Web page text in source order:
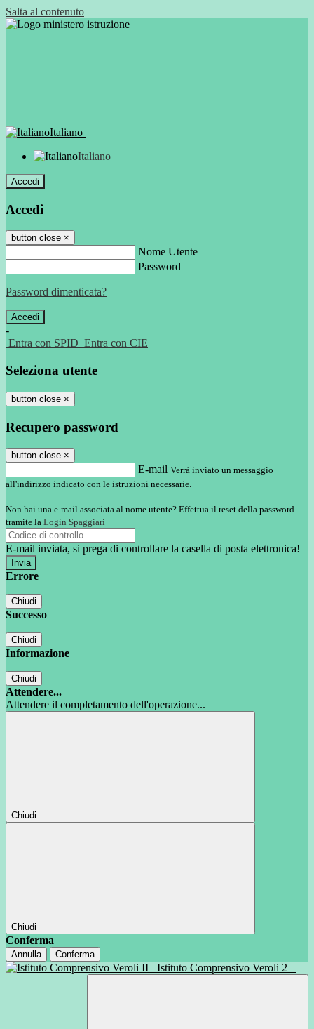
Salta al contenuto
Italiano
Italiano
Accedi
Accedi
button close ×
Nome Utente
Password
Password dimenticata?
-
Entra con SPID Entra con CIE
Seleziona utente
button close ×
Recupero password
button close ×
E-mail Verrà inviato un messaggio
all'indirizzo indicato con le istruzioni necessarie.
Non hai una e-mail associata al nome utente? Effettua il reset della password
tramite la Login Spaggiari
E-mail inviata, si prega di controllare la casella di posta elettronica!
Errore
Chiudi
Successo
Chiudi
Informazione
Chiudi
Attendere...
Attendere il completamento dell'operazione...
Chiudi
Chiudi
Conferma
Annulla Conferma
Istituto Comprensivo Veroli 2